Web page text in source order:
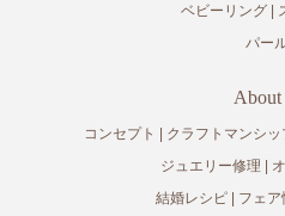
ベビーリング
パー
About
コンセプト クラフトマンシッ
ジュエリー修理
結婚レシピ
フェア